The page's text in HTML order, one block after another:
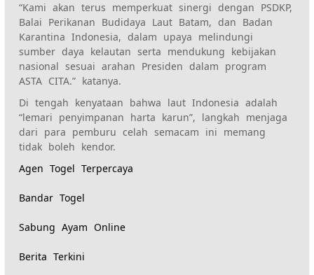
“Kami akan terus memperkuat sinergi dengan PSDKP,
Balai Perikanan Budidaya Laut Batam, dan Badan
Karantina Indonesia, dalam upaya melindungi
sumber daya kelautan serta mendukung kebijakan
nasional sesuai arahan Presiden dalam program
ASTA CITA.” katanya.
Di tengah kenyataan bahwa laut Indonesia adalah
“lemari penyimpanan harta karun”, langkah menjaga
dari para pemburu celah semacam ini memang
tidak boleh kendor.
Agen Togel Terpercaya
Bandar Togel
Sabung Ayam Online
Berita Terkini